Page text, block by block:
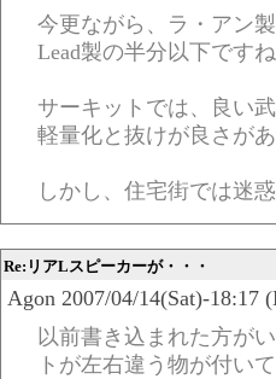
今更ながら、ラ・アン
Lead製の半分以下です
サーキットでは、良い
軽量化と抜けが良さが
しかし、住宅街では迷
Re:リアLスピーカーが・・・
Agon 2007/04/14(Sat)-18:17
以前書き込まれた方が
トが左右違う物が付い